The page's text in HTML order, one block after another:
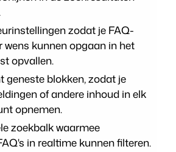
zodat je FAQ-
wens kunnen opgaan in het
opvallen.
geneste blokken, zodat je
of andere inhoud in elk
opnemen.
zoekbalk waarmee
in realtime kunnen filteren.